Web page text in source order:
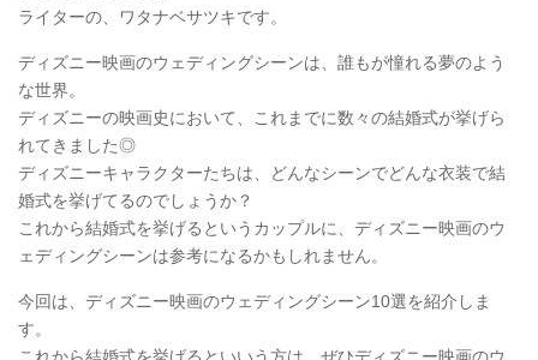
ライターの、ワタナベサツキです。
ディズニー映画のウェディングシーンは、誰もが憧れる夢のよう
な世界。
ディズニーの映画史において、これまでに数々の結婚式が挙げら
れてきました◎
ディズニーキャラクターたちは、どんなシーンでどんな衣装で結
婚式を挙げてるのでしょうか？
これから結婚式を挙げるというカップルに、ディズニー映画のウ
ェディングシーンは参考になるかもしれません。
今回は、ディズニー映画のウェディングシーン10選を紹介しま
す。